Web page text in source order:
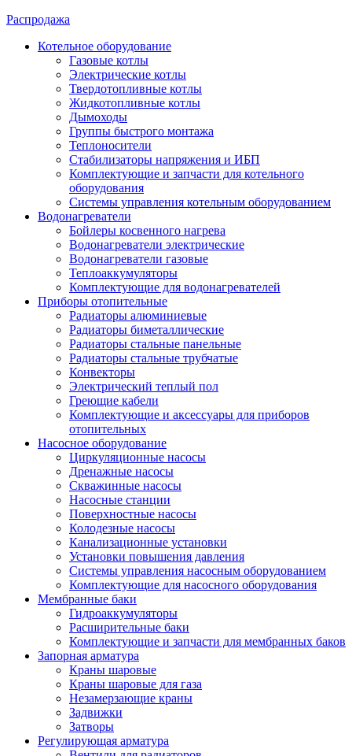
Распродажа
Котельное оборудование
Газовые котлы
Электрические котлы
Твердотопливные котлы
Жидкотопливные котлы
Дымоходы
Группы быстрого монтажа
Теплоносители
Стабилизаторы напряжения и ИБП
Комплектующие и запчасти для котельного
оборудования
Системы управления котельным оборудованием
Водонагреватели
Бойлеры косвенного нагрева
Водонагреватели электрические
Водонагреватели газовые
Теплоаккумуляторы
Комплектующие для водонагревателей
Приборы отопительные
Радиаторы алюминиевые
Радиаторы биметаллические
Радиаторы стальные панельные
Радиаторы стальные трубчатые
Конвекторы
Электрический теплый пол
Греющие кабели
Комплектующие и аксессуары для приборов
отопительных
Насосное оборудование
Циркуляционные насосы
Дренажные насосы
Скважинные насосы
Насосные станции
Поверхностные насосы
Колодезные насосы
Канализационные установки
Установки повышения давления
Системы управления насосным оборудованием
Комплектующие для насосного оборудования
Мембранные баки
Гидроаккумуляторы
Расширительные баки
Комплектующие и запчасти для мембранных баков
Запорная арматура
Краны шаровые
Краны шаровые для газа
Незамерзающие краны
Задвижки
Затворы
Регулирующая арматура